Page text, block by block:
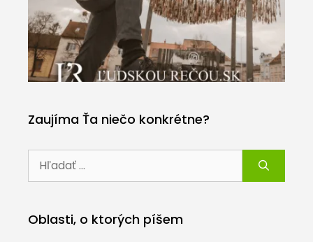
Zaujíma Ťa niečo konkrétne?
Oblasti, o ktorých píšem